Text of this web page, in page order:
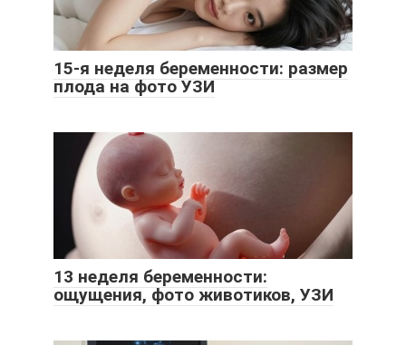
15-я неделя беременности: размер
плода на фото УЗИ
13 неделя беременности:
ощущения, фото животиков, УЗИ